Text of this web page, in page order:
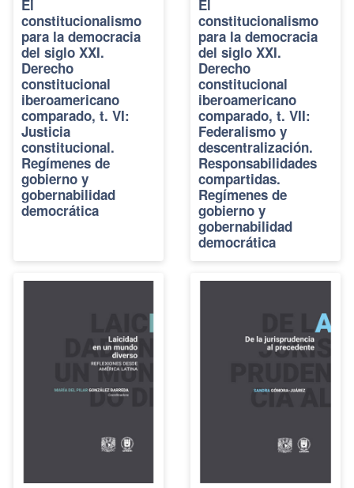
El
constitucionalismo
para la democracia
del siglo XXI.
Derecho
constitucional
iberoamericano
comparado, t. VI:
Justicia
constitucional.
Regímenes de
gobierno y
gobernabilidad
democrática
El
constitucionalismo
para la democracia
del siglo XXI.
Derecho
constitucional
iberoamericano
comparado, t. VII:
Federalismo y
descentralización.
Responsabilidades
compartidas.
Regímenes de
gobierno y
gobernabilidad
democrática